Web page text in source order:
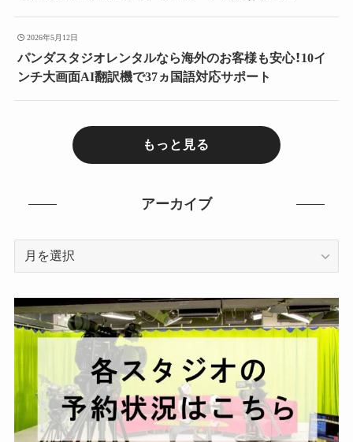
2026年5月12日
パンダスタジオレンタルなら海外のお客様も安心！10イ
ンチ大画面AI翻訳機で37ヵ国語対応サポート
もっと見る
アーカイブ
イ
ブ